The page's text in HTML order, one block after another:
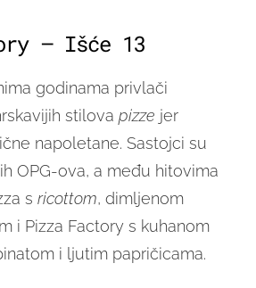
– Išće 13
godinama privlači
stilova pizze jer
napoletane. Sastojci su
OPG-ova, a među hitovima
s ricottom, dimljenom
i Pizza Factory s kuhanom
i ljutim papričicama.